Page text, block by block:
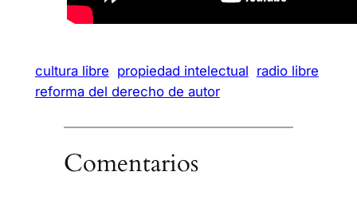
cultura libre propiedad intelectual radio libre
reforma del derecho de autor
Comentarios